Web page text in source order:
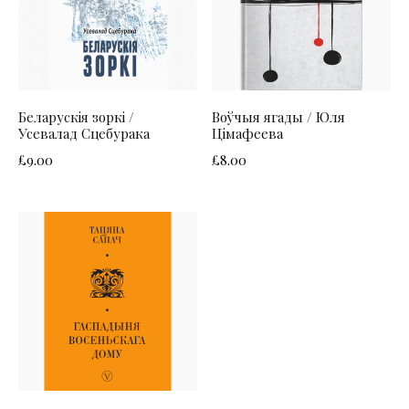
Беларускія зоркі /
Усевалад Сцебурака
£9.00
Воўчыя ягады / Юля
Цімафеева
£8.00